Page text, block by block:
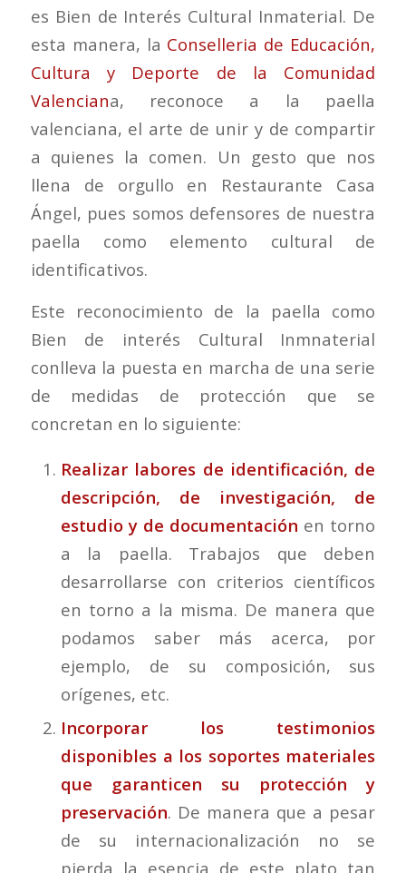
es Bien de Interés Cultural Inmaterial. De
esta manera, la Conselleria de Educación,
Cultura y Deporte de la Comunidad
Valenciana, reconoce a la paella
valenciana, el arte de unir y de compartir
a quienes la comen. Un gesto que nos
llena de orgullo en Restaurante Casa
Ángel, pues somos defensores de nuestra
paella como elemento cultural de
identificativos.
Este reconocimiento de la paella como
Bien de interés Cultural Inmnaterial
conlleva la puesta en marcha de una serie
de medidas de protección que se
concretan en lo siguiente:
Realizar labores de identificación, de
descripción, de investigación, de
estudio y de documentación en torno
a la paella. Trabajos que deben
desarrollarse con criterios científicos
en torno a la misma. De manera que
podamos saber más acerca, por
ejemplo, de su composición, sus
orígenes, etc.
Incorporar los testimonios
disponibles a los soportes materiales
que garanticen su protección y
preservación. De manera que a pesar
de su internacionalización no se
pierda la esencia de este plato tan